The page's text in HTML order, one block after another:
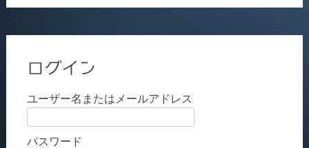
ログイン
ユーザー名またはメールアドレス
パスワード